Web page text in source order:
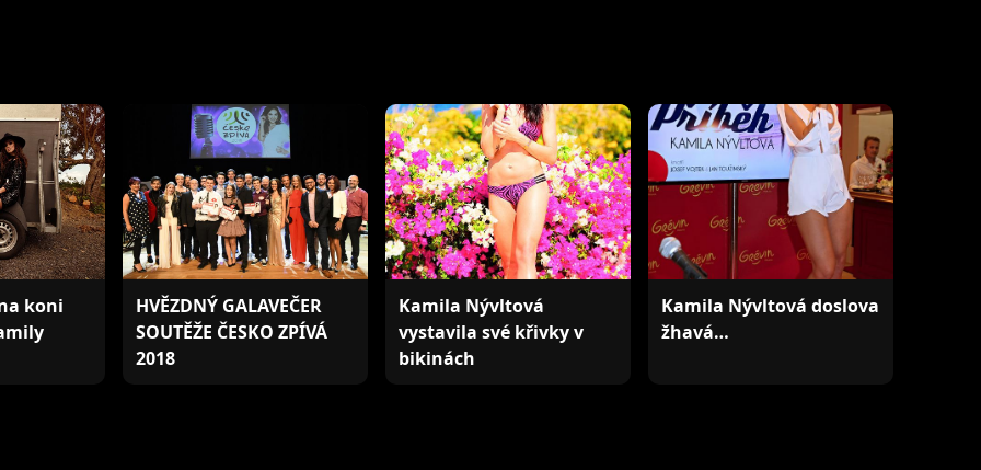
koni
HVĚZDNÝ GALAVEČER
SOUTĚŽE ČESKO ZPÍVÁ
2018
Kamila Nývltová
vystavila své křivky v
bikinách
Kamila Nývltová doslova
žhavá…